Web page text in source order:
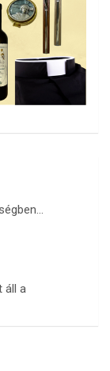
áll a